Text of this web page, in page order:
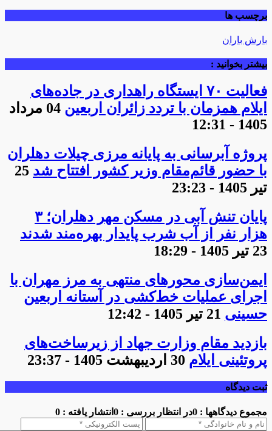
برچسب ها
بارش باران
بیشتر بخوانید :
فعالیت ۷۰ ایستگاه راهداری در جاده‌های
ایلام همزمان با تردد زائران اربعین
04 مرداد
1405 - 12:31
پروژه آبرسانی به پایانه مرزی چیلات دهلران
با حضور قائم‌مقام وزیر کشور افتتاح شد 25
تیر 1405 - 23:23
پایان تنش آبی در مسکن مهر دهلران؛ ۳
هزار نفر از آب شرب پایدار بهره‌مند شدند
23 تیر 1405 - 18:29
ایمن‌سازی محورهای منتهی به مرز مهران با
اجرای عملیات خط‌کشی در آستانه اربعین
حسینی 21 تیر 1405 - 12:42
بازدید مقام وزارت جهاد از زیرساخت‌های
پروتئینی ایلام 30 اردیبهشت 1405 - 23:37
ثبت دیدگاه
مجموع دیدگاهها : 0 در انتظار بررسی : 0 انتشار یافته : 0